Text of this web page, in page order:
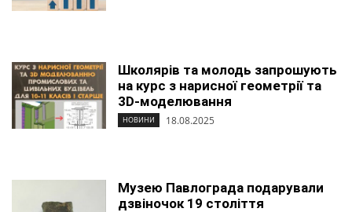
Школярів та молодь запрошують
на курс з нарисної геометрії та
3D-моделювання
НОВИНИ 18.08.2025
Музею Павлограда подарували
дзвіночок 19 століття